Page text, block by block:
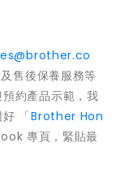
售後保養服務等
約產品示範，我
好 「Brother Hon
專頁，緊貼最